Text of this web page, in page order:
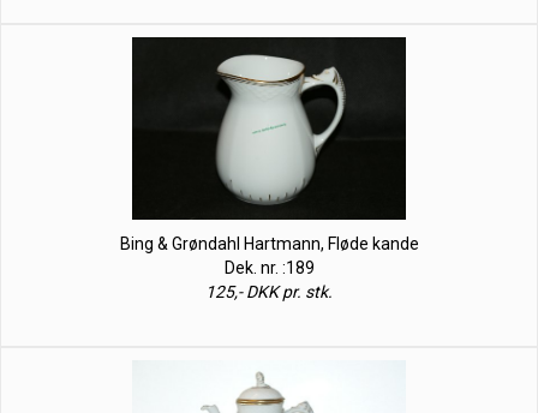
Bing & Grøndahl Hartmann, Fløde kande
Dek. nr. :189
125,- DKK pr. stk.